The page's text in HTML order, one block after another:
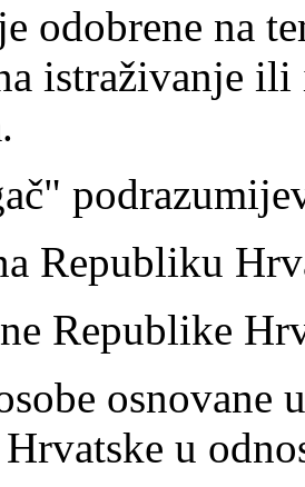
odobrene na
istraživanje
Republiku
Republike
osnovane
u